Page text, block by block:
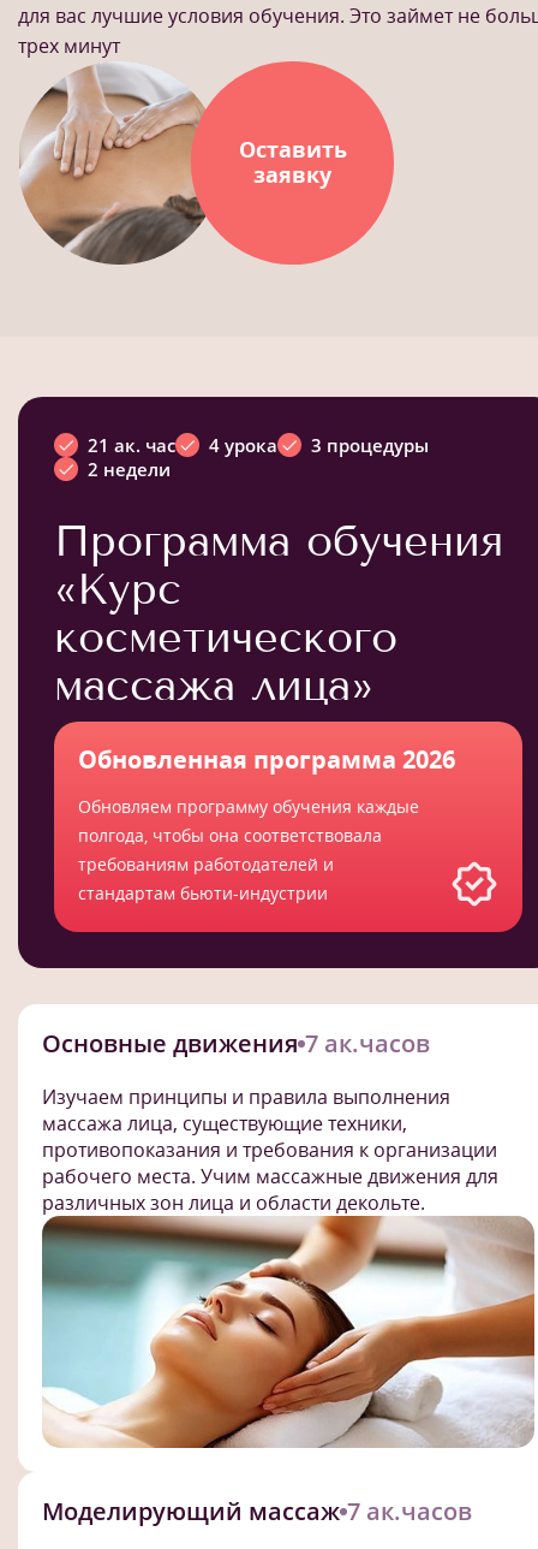
для вас лучшие условия обучения. Это займет не
трех минут
Оставить
заявку
21 ак. час 4 урока
3 процедуры
2 недели
Программа обучения
«Курс
косметического
массажа лица»
Обновленная программа 2026
Обновляем программу обучения каждые
полгода, чтобы она соответствовала
требованиям работодателей и
стандартам бьюти-индустрии
Основные движения 7 ак.часов
Изучаем принципы и правила выполнения
массажа лица, существующие техники,
противопоказания и требования к организации
рабочего места. Учим массажные движения для
различных зон лица и области декольте.
Моделирующий массаж 7 ак.часов